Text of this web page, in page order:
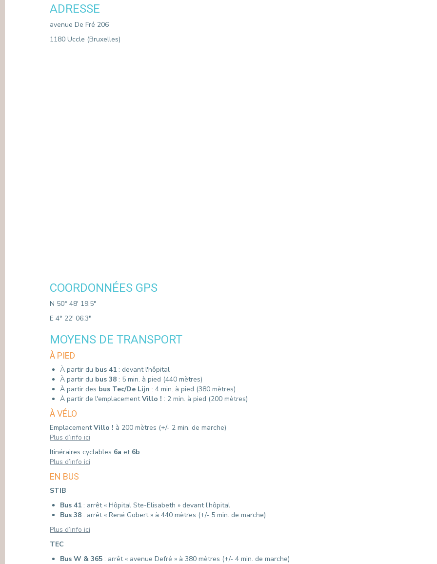
PRESSE & COMMUNICATION
ADRESSE
avenue De Fré 206
1180 Uccle (Bruxelles)
COORDONNÉES GPS
N 50° 48' 19.5"
E 4° 22' 06.3"
MOYENS DE TRANSPORT
À PIED
À partir du bus 41 : devant l'hôpital
À partir du bus 38 : 5 min. à pied (440 mètres)
À partir des bus Tec/De Lijn : 4 min. à pied (380 mètres)
À partir de l'emplacementVillo ! : 2 min. à pied (200 mètres)
À VÉLO
EmplacementVillo ! à 200 mètres (+/- 2 min. de marche)
Plus d’info ici
Itinéraires cyclables 6a et 6b
Plus d’info ici
EN BUS
STIB
Bus 41 : arrêt « Hôpital Ste-Elisabeth » devant l’hôpital
Bus 38 : arrêt « René Gobert » à 440 mètres (+/- 5 min. de marche)
Plus d’info ici
TEC
Bus W & 365 : arrêt « avenue Defré » à 380 mètres (+/- 4 min. de marche)